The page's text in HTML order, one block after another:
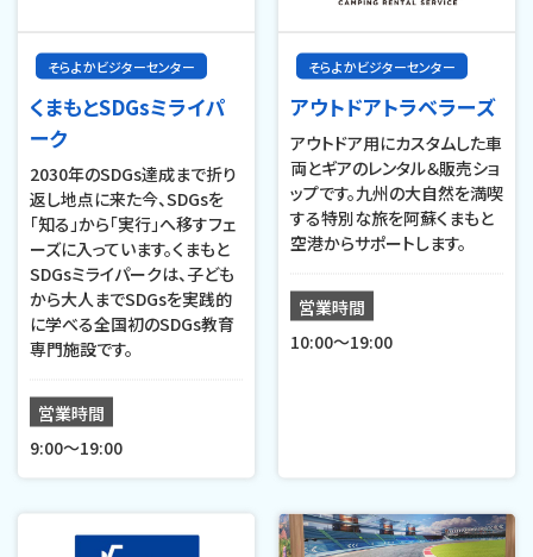
そらよかビジターセンター
くまもとSDGsミライパ
ーク
2030年のSDGs達成まで折り
返し地点に来た今、SDGsを
「知る」から「実行」へ移すフェ
ーズに入っています。くまもと
SDGsミライパークは、子ども
から大人までSDGsを実践的
に学べる全国初のSDGs教育
専門施設です。
営業時間
9:00～19:00
そらよかビジターセンター
アウトドアトラベラーズ
アウトドア用にカスタムした車
両とギアのレンタル＆販売ショ
ップです。九州の大自然を満喫
する特別な旅を阿蘇くまもと
空港からサポートします。
営業時間
10:00～19:00